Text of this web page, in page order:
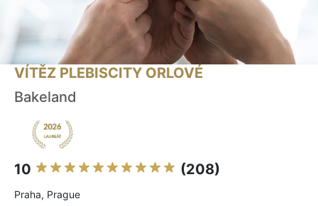
VÍTĚZ PLEBISCITY ORLOVÉ
Bakeland
10 (208)
Praha, Prague